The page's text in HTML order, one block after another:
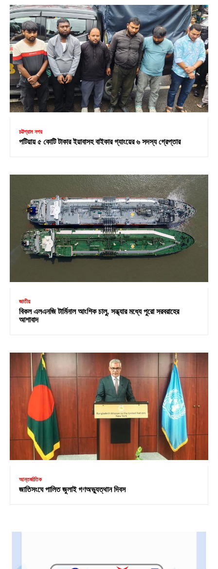
চট্টগ্রাম নগর
পটিয়ায় ৫ কোটি টাকার ইয়াবাসহ বাইকার গ্যাংয়ের ৬ সদস্য গ্রেপ্তার
জাতীয়
বিকল এলএনজি টার্মিনাল আংশিক চালু, সন্ধ্যার মধ্যে পুরো সরবরাহের
আশাবাদ
আন্তর্জাতিক
জাতিসংঘে পালিত জুলাই গণঅভ্যুত্থান দিবস